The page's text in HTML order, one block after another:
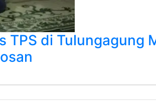
TPS di Tulungagung